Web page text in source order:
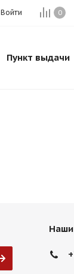
0
Войти
Пункт выдачи